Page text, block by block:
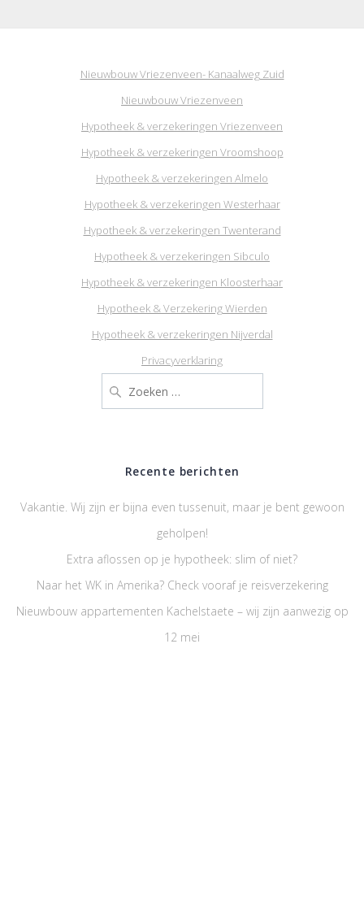
Nieuwbouw Vriezenveen- Kanaalweg Zuid
Nieuwbouw Vriezenveen
Hypotheek & verzekeringen Vriezenveen
Hypotheek & verzekeringen Vroomshoop
Hypotheek & verzekeringen Almelo
Hypotheek & verzekeringen Westerhaar
Hypotheek & verzekeringen Twenterand
Hypotheek & verzekeringen Sibculo
Hypotheek & verzekeringen Kloosterhaar
Hypotheek & Verzekering Wierden
Hypotheek & verzekeringen Nijverdal
Privacyverklaring
naar:
Recente berichten
Vakantie. Wij zijn er bijna even tussenuit, maar je bent gewoon
geholpen!
Extra aflossen op je hypotheek: slim of niet?
Naar het WK in Amerika? Check vooraf je reisverzekering
Nieuwbouw appartementen Kachelstaete – wij zijn aanwezig op
12 mei